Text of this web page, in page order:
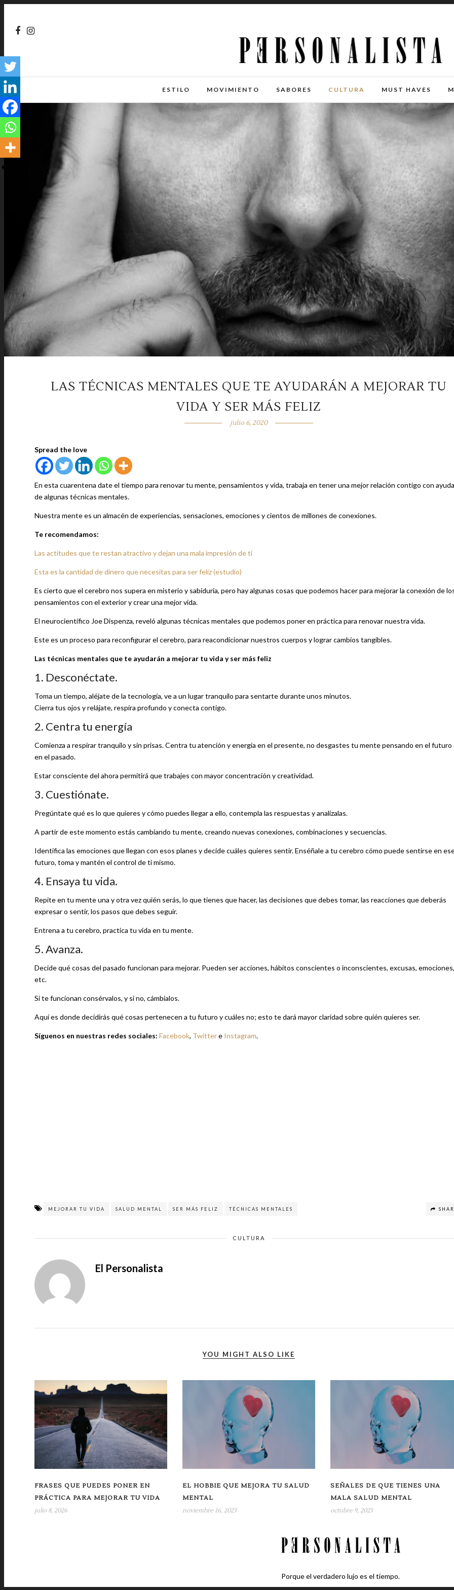
ESTILO MOVIMIENTO SABORES CULTURA MUST HAVES
LAS TÉCNICAS MENTALES QUE TE AYUDARÁN A MEJORAR TU
VIDA Y SER MÁS FELIZ
julio 6, 2020
Spread the love
En esta cuarentena date el tiempo para renovar tu mente, pensamientos y vida, trabaja en tener una mejor relación contigo con ayuda
de algunas técnicas mentales.
Nuestra mente es un almacén de experiencias, sensaciones, emociones y cientos de millones de conexiones.
Te recomendamos:
Las actitudes que te restan atractivo y dejan una mala impresión de ti
Esta es la cantidad de dinero que necesitas para ser feliz (estudio)
Es cierto que el cerebro nos supera en misterio y sabiduría, pero hay algunas cosas que podemos hacer para mejorar la conexión de
pensamientos con el exterior y crear una mejor vida.
El neurocientífico Joe Dispenza, reveló algunas técnicas mentales que podemos poner en práctica para renovar nuestra vida.
Este es un proceso para reconfigurar el cerebro, para reacondicionar nuestros cuerpos y lograr cambios tangibles.
Las técnicas mentales que te ayudarán a mejorar tu vida y ser más feliz
1. Desconéctate.
Toma un tiempo, aléjate de la tecnología, ve a un lugar tranquilo para sentarte durante unos minutos.
Cierra tus ojos y relájate, respira profundo y conecta contigo.
2. Centra tu energía
Comienza a respirar tranquilo y sin prisas. Centra tu atención y energía en el presente, no desgastes tu mente pensando en el futuro
en el pasado.
Estar consciente del ahora permitirá que trabajes con mayor concentración y creatividad.
3. Cuestiónate.
Pregúntate qué es lo que quieres y cómo puedes llegar a ello, contempla las respuestas y analízalas.
A partir de este momento estás cambiando tu mente, creando nuevas conexiones, combinaciones y secuencias.
Identifica las emociones que llegan con esos planes y decide cuáles quieres sentir. Enséñale a tu cerebro cómo puede sentirse en
futuro, toma y mantén el control de ti mismo.
4. Ensaya tu vida.
Repite en tu mente una y otra vez quién serás, lo que tienes que hacer, las decisiones que debes tomar, las reacciones que deberás
expresar o sentir, los pasos que debes seguir.
Entrena a tu cerebro, practica tu vida en tu mente.
5. Avanza.
Decide qué cosas del pasado funcionan para mejorar. Pueden ser acciones, hábitos conscientes o inconscientes, excusas, emociones,
etc.
Si te funcionan consérvalos, y si no, cámbialos.
Aquí es donde decidirás qué cosas pertenecen a tu futuro y cuáles no; esto te dará mayor claridad sobre quién quieres ser.
Síguenos en nuestras redes sociales: Facebook, Twittere Instagram.
MEJORAR TU VIDA SALUD MENTAL SER MÁS FELIZ TÉCNICAS MENTALES
CULTURA
El Personalista
YOU MIGHT ALSO LIKE
FRASES QUE PUEDES PONER EN
PRÁCTICA PARA MEJORAR TU VIDA
julio 8, 2026
EL HOBBIE QUE MEJORA TU SALUD
MENTAL
noviembre 16, 2023
SEÑALES DE QUE TIENES UNA
MALA SALUD MENTAL
octubre 9, 2023
Porque el verdadero lujo es el tiempo.